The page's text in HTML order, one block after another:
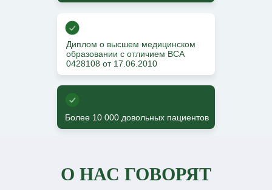
Более 10 000 довольных пациентов
Диплом о высшем медицинском
образовании с отличием ВСА
0428108 от 17.06.2010
О НАС ГОВОРЯТ